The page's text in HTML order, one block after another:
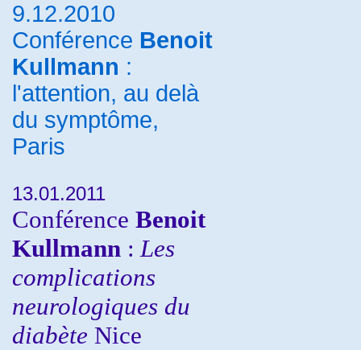
9.12.2010
Conférence Benoit
Kullmann :
l'attention, au delà
du symptôme,
Paris
13.01.2011
Conférence Benoit
Kullmann : Les
complications
neurologiques du
diabète Nice